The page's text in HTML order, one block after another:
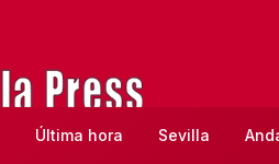
Última hora Sevilla